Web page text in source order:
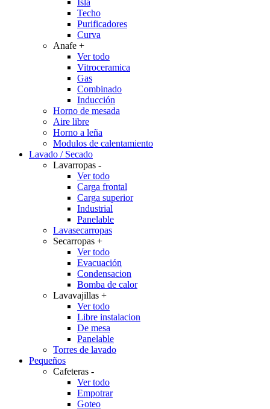
Isla
Techo
Purificadores
Curva
Anafe +
Ver todo
Vitroceramica
Gas
Combinado
Inducción
Horno de mesada
Aire libre
Horno a leña
Modulos de calentamiento
Lavado / Secado
Lavarropas -
Ver todo
Carga frontal
Carga superior
Industrial
Panelable
Lavasecarropas
Secarropas +
Ver todo
Evacuación
Condensacion
Bomba de calor
Lavavajillas +
Ver todo
Libre instalacion
De mesa
Panelable
Torres de lavado
Pequeños
Cafeteras -
Ver todo
Empotrar
Goteo